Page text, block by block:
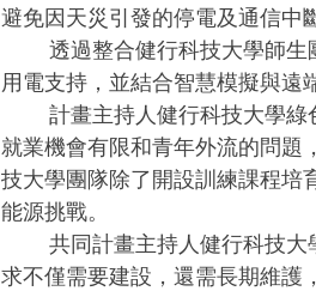
避免因天災引發的停電及通信中
用電支持，並結合智慧模擬與遠
就業機會有限和青年外流的問題
技大學團隊除了開設訓練課程培
能源挑戰。
求不僅需要建設，還需長期維護